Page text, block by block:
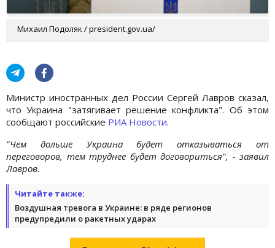
Михаил Подоляк / president.gov.ua/
Министр иностранных дел России Сергей Лавров сказал,
что Украина "затягивает решение конфликта". Об этом
сообщают российские РИА Новости.
"Чем дольше Украина будет отказываться от
переговоров, тем труднее будет договориться", - заявил
Лавров.
Читайте также:
Воздушная тревога в Украине: в ряде регионов
предупредили о ракетных ударах